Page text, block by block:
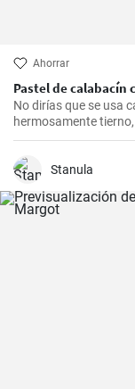
Ahorrar
Pastel de calabacín
No dirías que se usa
hermosamente
de especias clásico,
Stanula